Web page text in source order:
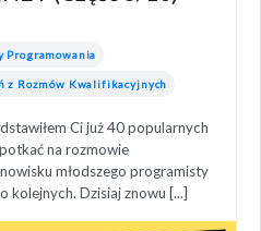
Programowania
z Rozmów Kwalifikacyjnych
Ci już 40 popularnych
na rozmowie
młodszego programisty
kolejnych. Dzisiaj znowu [...]